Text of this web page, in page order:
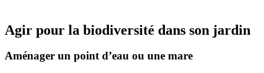
Agir pour la biodiversité dans son jardin
Aménager un point d’eau ou une mare